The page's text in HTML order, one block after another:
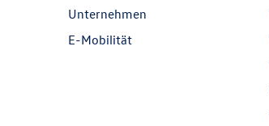
Unternehmen
E-Mobilität